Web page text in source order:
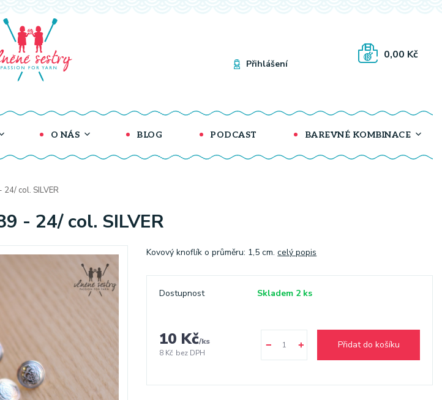
O NÁS BLOG PODCAST BAREVNÉ KOMBINACE
Přihlášení
0,00 Kč
col. SILVER
- 24/ col. SILVER
Kovový knoflík o průměru: 1,5 cm.celý popis
Dostupnost Skladem 2 ks
10 Kč/ks
8 Kč bez DPH
Přidat do košíku